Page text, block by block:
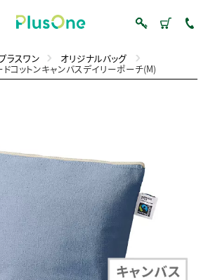
ラスワン オリジナルバッグ
ドコットンキャンバスデイリーポーチ(M)